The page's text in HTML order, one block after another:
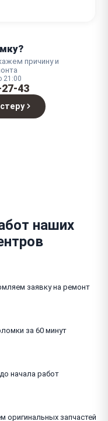
причину и
21:00
43
наших
заявку на ремонт
за 60 минут
начала работ
оригинальных запчастей